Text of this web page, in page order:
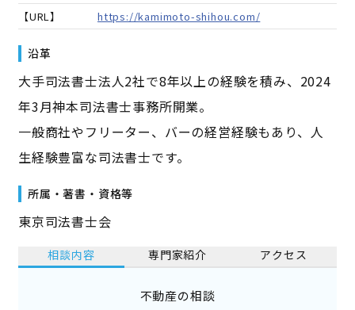
【URL】
https://kamimoto-shihou.com/
沿革
大手司法書士法人2社で8年以上の経験を積み、2024
年3月神本司法書士事務所開業。
一般商社やフリーター、バーの経営経験もあり、人
生経験豊富な司法書士です。
所属・著書・資格等
東京司法書士会
相談内容 専門家紹介 アクセス
不動産の相談